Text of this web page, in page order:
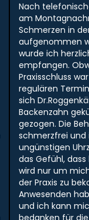
Nach
am
Schmerzen in
aufgenommen
wurde ich
empfangen.
Praxisschluss
regulären
sich
Backenzahn
gezogen. Die
schmerzfrei
ungünstigen
das Gefühl,
wird nur um
der Praxis zu
Anwesenden
und ich kann
bedanken für